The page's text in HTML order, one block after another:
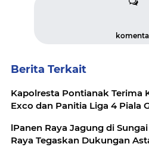
Berita Terkait
Kapolresta Pontianak Terima
Exco dan Panitia Liga 4 Piala
lPanen Raya Jagung di
Raya Tegaskan Dukungan